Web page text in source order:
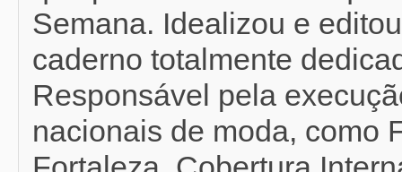
Semana. Idealizou e
caderno totalmente
Responsável pela
nacionais de moda, como